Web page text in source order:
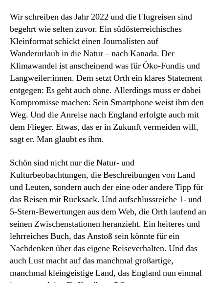
Wir schreiben das Jahr 2022 und die Flugreisen sind
begehrt wie selten zuvor. Ein südösterreichisches
Kleinformat schickt einen Journalisten auf
Wanderurlaub in die Natur – nach Kanada. Der
Klimawandel ist anscheinend was für Öko-Fundis und
Langweiler:innen. Dem setzt Orth ein klares Statement
entgegen: Es geht auch ohne. Allerdings muss er dabei
Kompromisse machen: Sein Smartphone weist ihm den
Weg. Und die Anreise nach England erfolgte auch mit
dem Flieger. Etwas, das er in Zukunft vermeiden will,
sagt er. Man glaubt es ihm.
Schön sind nicht nur die Natur- und
Kulturbeobachtungen, die Beschreibungen von Land
und Leuten, sondern auch der eine oder andere Tipp für
das Reisen mit Rucksack. Und aufschlussreiche 1- und
5-Stern-Bewertungen aus dem Web, die Orth laufend an
seinen Zwischenstationen heranzieht. Ein heiteres und
lehrreiches Buch, das Anstoß sein könnte für ein
Nachdenken über das eigene Reiseverhalten. Und das
auch Lust macht auf das manchmal großartige,
manchmal kleingeistige Land, das England nun einmal